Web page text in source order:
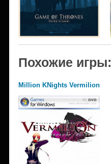
Похожие игры:
Million KNights Vermilion